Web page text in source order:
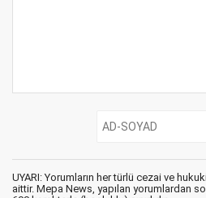
UYARI: Yorumların her türlü cezai ve
aittir. Mepa News, yapılan yorumlardan